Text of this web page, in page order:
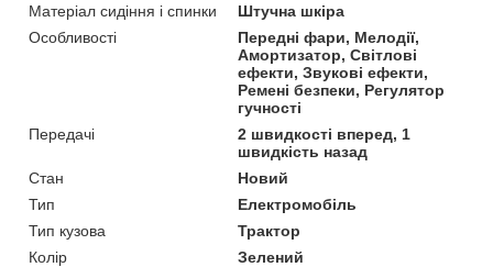
Матеріал сидіння і спинки
Штучна шкіра
Особливості
Передні фари, Мелодії,
Амортизатор, Світлові
ефекти, Звукові ефекти,
Ремені безпеки, Регулятор
гучності
Передачі
2 швидкості вперед, 1
швидкість назад
Стан
Новий
Тип
Електромобіль
Тип кузова
Трактор
Колір
Зелений